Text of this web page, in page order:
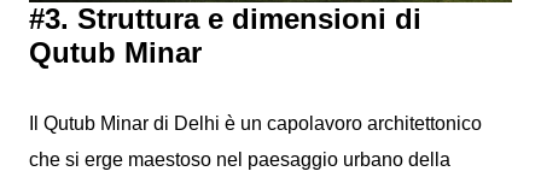
#3. Struttura e dimensioni di
Qutub Minar
Il Qutub Minar di Delhi è un capolavoro architettonico
che si erge maestoso nel paesaggio urbano della